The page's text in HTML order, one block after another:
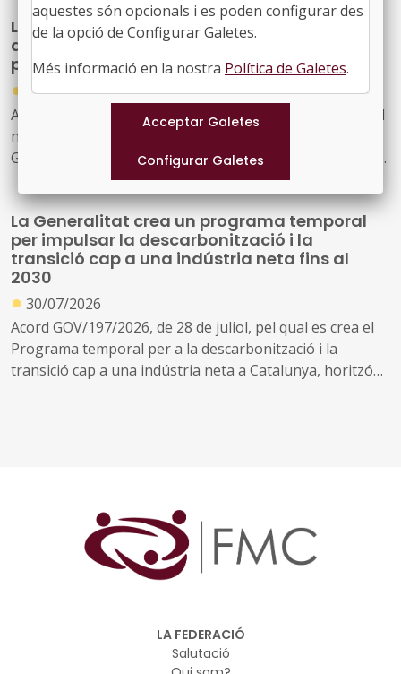
La Generalitat actualitza el model de relació
amb L'Energètica per reforçar els serveis
públics d'energia
●
30/07/2026
Acord GOV/198/2026, de 28 de juliol, pel qual s'aprova el
nou model de relació entre l'Administració de la
Generalitat i el seu sector públic i Energies Renovables
Públiques de Catalunya, SAU (L'Energètica), i
s'encarrega a L'Energètica la provisió general de serveis
en l'àmbit de l'energia
La Generalitat crea un programa temporal
per impulsar la descarbonització i la
transició cap a una indústria neta fins al
2030
● 30/07/2026
Acord GOV/197/2026, de 28 de juliol, pel qual es crea el
Programa temporal per a la descarbonització i la
transició cap a una indústria neta a Catalunya, horitzó
LA FEDERACIÓ
Salutació
aquestes són opcionals i es poden configurar des
de la opció de Configurar Galetes.
Més informació en la nostra Política de Galetes.